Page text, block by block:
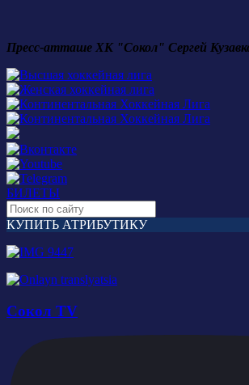
Пресс-атташе ХК "Сокол" Сергей
БИЛЕТЫ
КУПИТЬ АТРИБУТИКУ
Сокол TV